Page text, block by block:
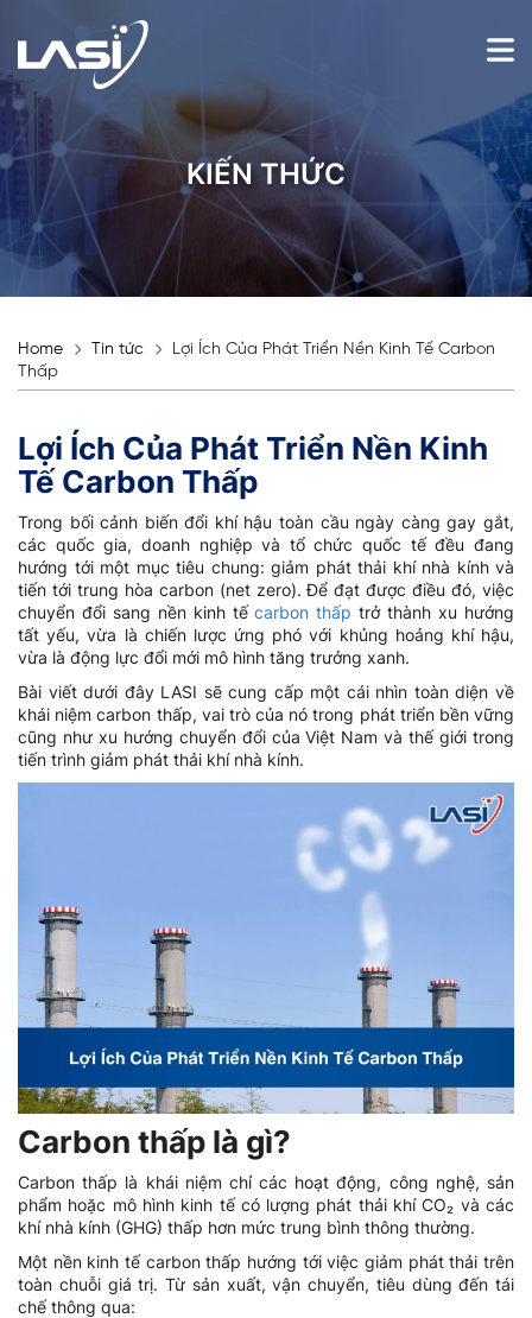
KIẾN THỨC
Home Tin tức
Lợi Ích Của Phát Triển Nền Kinh Tế Carbon
Thấp
Lợi Ích Của Phát Triển Nền Kinh
Tế Carbon Thấp
Trong bối cảnh biến đổi khí hậu toàn cầu ngày càng gay gắt,
các quốc gia, doanh nghiệp và tổ chức quốc tế đều đang
hướng tới một mục tiêu chung: giảm phát thải khí nhà kính và
tiến tới trung hòa carbon (net zero). Để đạt được điều đó, việc
chuyển đổi sang nền kinh tếcarbon thấp trở thành xu hướng
tất yếu, vừa là chiến lược ứng phó với khủng hoảng khí hậu,
vừa là động lực đổi mới mô hình tăng trưởng xanh.
Bài viết dưới đây LASI sẽ cung cấp một cái nhìn toàn diện về
khái niệm carbon thấp, vai trò của nó trong phát triển bền vững
cũng như xu hướng chuyển đổi của Việt Nam và thế giới trong
tiến trình giảm phát thải khí nhà kính.
Carbon thấp là gì?
Carbon thấp là khái niệm chỉ các hoạt động, công nghệ, sản
phẩm hoặc mô hình kinh tế có lượng phát thải khí CO₂ và các
khí nhà kính (GHG) thấp hơn mức trung bình thông thường.
Một nền kinh tế carbon thấp hướng tới việc giảm phát thải trên
toàn chuỗi giá trị. Từ sản xuất, vận chuyển, tiêu dùng đến tái
chế thông qua: